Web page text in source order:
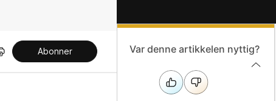
Abonner Var denne artikkelen nyttig?